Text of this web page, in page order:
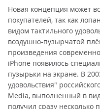
Новая концепция может
покупателей, так как
видом тактильного
воздушно-пузырчатой
произведения
iPhone появилось
пузырьки на экране. В
удовольствия"
Media, выполненный в
получил сразу